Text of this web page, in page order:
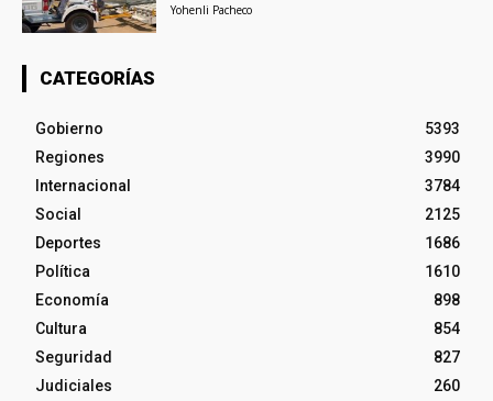
Yohenli Pacheco
CATEGORÍAS
Gobierno
5393
Regiones
3990
Internacional
3784
Social
2125
Deportes
1686
Política
1610
Economía
898
Cultura
854
Seguridad
827
Judiciales
260